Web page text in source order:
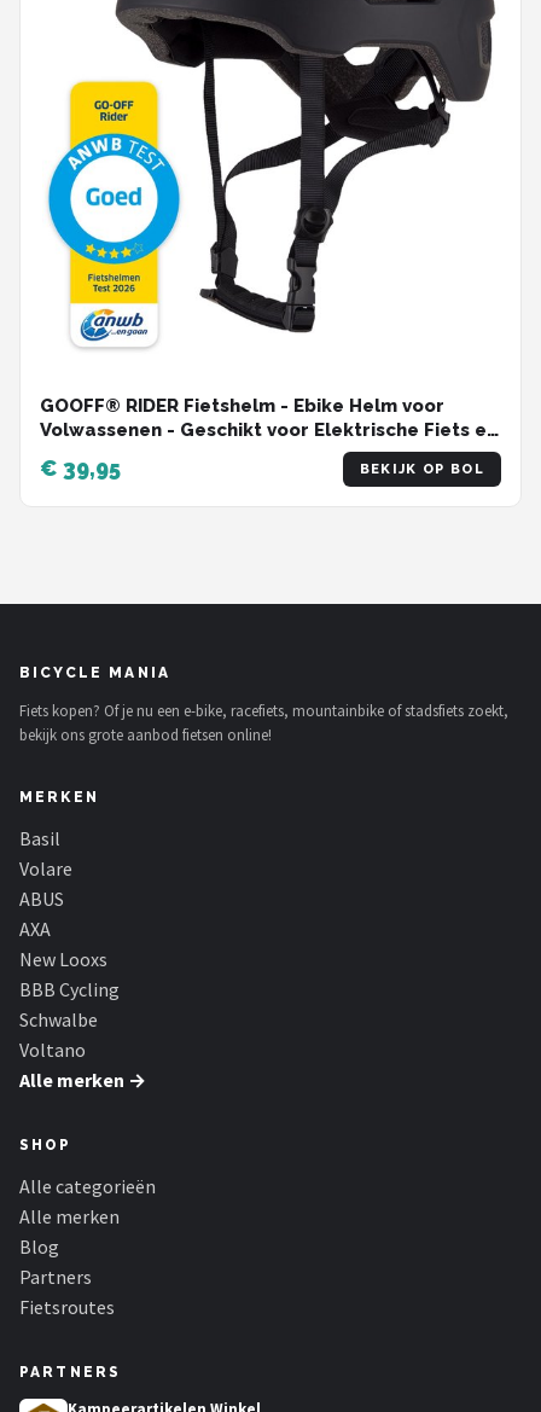
GOOFF® RIDER Fietshelm - Ebike Helm voor
Volwassenen - Geschikt voor Elektrische Fiets en
Racefiets - Dames en Heren - Zwart - M
€ 39,95 BEKIJK OP BOL
BICYCLE MANIA
Fiets kopen? Of je nu een e-bike, racefiets, mountainbike of stadsfiets zoekt,
bekijk ons grote aanbod fietsen online!
MERKEN
Basil
Volare
ABUS
AXA
New Looxs
BBB Cycling
Schwalbe
Voltano
Alle merken →
SHOP
Alle categorieën
Alle merken
Blog
Partners
Fietsroutes
PARTNERS